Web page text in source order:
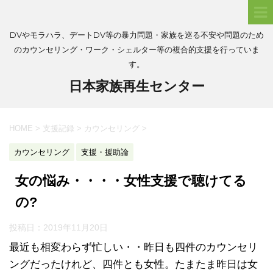
DVやモラハラ、デートDV等の暴力問題・家族を巡る不安や問題のため
のカウンセリング・ワーク・シェルター等の複合的支援を行っていま
す。
日本家族再生センター
HOME > 支援記録 > カウンセリング >
カウンセリング 支援・援助論
女の悩み・・・・女性支援で聴けてる
の?
投稿日： 2019年11月20日
最近も相変わらず忙しい・・昨日も四件のカウンセリ
ングだったけれど、四件とも女性。たまたま昨日は女